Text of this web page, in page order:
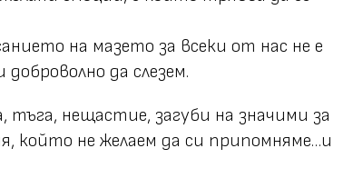
на мазето за всеки от нас не е
да слезем.
тъга, нещастие, загуби на значими за
който не желаем да си припомняме…и